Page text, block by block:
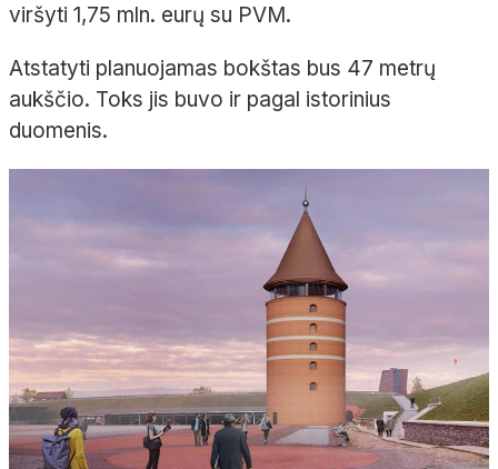
viršyti 1,75 mln. eurų su PVM.
Atstatyti planuojamas bokštas bus 47 metrų
aukščio. Toks jis buvo ir pagal istorinius
duomenis.